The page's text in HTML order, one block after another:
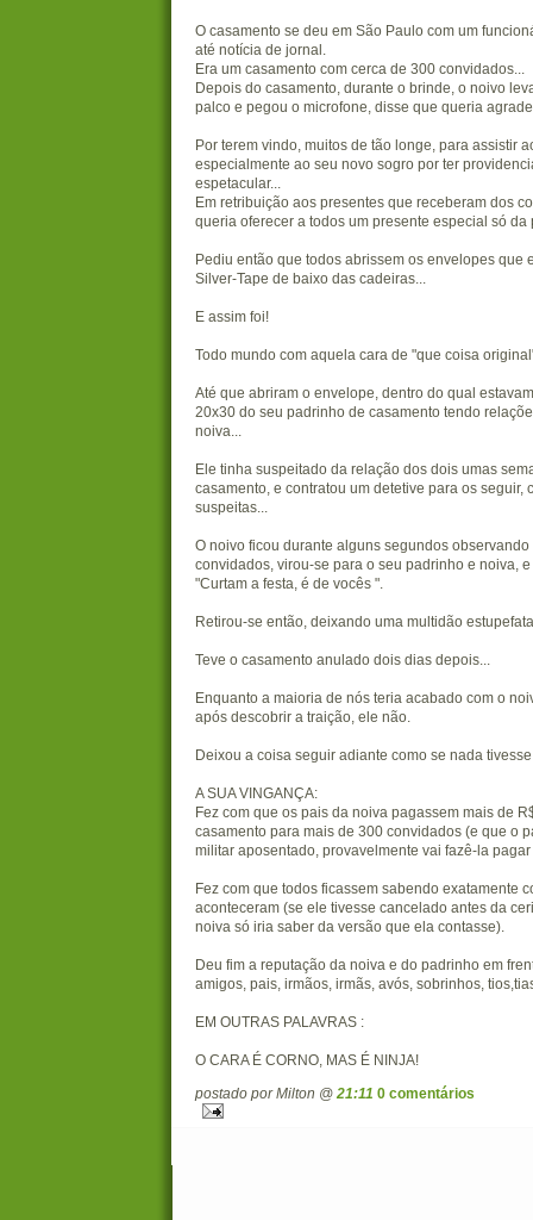
O casamento se deu em São Paulo com um
até notícia de jornal.
Era um casamento com cerca de 300 convidados...
Depois do casamento, durante o brinde, o noivo
palco e pegou o microfone, disse que queria
Por terem vindo, muitos de tão longe, para assistir
especialmente ao seu novo sogro por ter
espetacular...
Em retribuição aos presentes que receberam dos
queria oferecer a todos um presente especial só da
Pediu então que todos abrissem os envelopes que
Silver-Tape de baixo das cadeiras...
E assim foi!
Todo mundo com aquela cara de "que coisa
Até que abriram o envelope, dentro do qual
20x30 do seu padrinho de casamento tendo
noiva...
Ele tinha suspeitado da relação dos dois umas
casamento, e contratou um detetive para os seguir,
suspeitas...
O noivo ficou durante alguns segundos
convidados, virou-se para o seu padrinho e noiva,
"Curtam a festa, é de vocês ".
Retirou-se então, deixando uma multidão
Teve o casamento anulado dois dias depois...
Enquanto a maioria de nós teria acabado com o
após descobrir a traição, ele não.
Deixou a coisa seguir adiante como se nada
A SUA VINGANÇA:
Fez com que os pais da noiva pagassem mais de
casamento para mais de 300 convidados (e que o
militar aposentado, provavelmente vai fazê-la
Fez com que todos ficassem sabendo exatamente
aconteceram (se ele tivesse cancelado antes da
noiva só iria saber da versão que ela contasse).
Deu fim a reputação da noiva e do padrinho em
amigos, pais, irmãos, irmãs, avós, sobrinhos,
EM OUTRAS PALAVRAS :
O CARA É CORNO, MAS É NINJA!
postado por Milton @ 21:11 0 comentários